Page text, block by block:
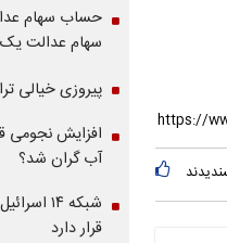
حساب سهام
سهام عدالت یک
پیروزی خیالی
افزایش نجومی
آب گران شد؟
شبکه ۱۴
قرار دارد